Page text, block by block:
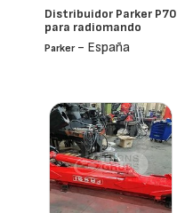
Distribuidor Parker P70
para radiomando
Parker- España